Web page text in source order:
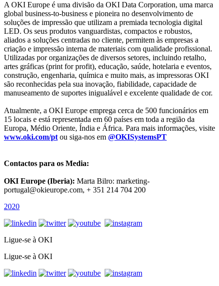
A OKI Europe é uma divisão da OKI Data Corporation, uma marca
global business-to-business e pioneira no desenvolvimento de
soluções de impressão que utilizam a premiada tecnologia digital
LED. Os seus produtos vanguardistas, compactos e robustos,
aliados a soluções centradas no cliente, permitem às empresas a
criação e impressão interna de materiais com qualidade profissional.
Utilizadas por organizações de diversos setores, incluindo retalho,
artes gráficas (print for profit), educação, saúde, hotelaria e eventos,
construção, engenharia, química e muito mais, as impressoras OKI
são reconhecidas pela sua inovação, fiabilidade, capacidade de
manuseamento de suportes inigualável e excelente qualidade de cor.
Atualmente, a OKI Europe emprega cerca de 500 funcionários em
15 locais e está representada em 60 países em toda a região da
Europa, Médio Oriente, Índia e África. Para mais informações, visite
www.oki.com/pt ou siga-nos em @OKISystemsPT
Contactos para os Media:
OKI Europe (Iberia): Marta Bilro: marketing-
portugal@okieurope.com, + 351 214 704 200
2020
Ligue-se à OKI
Ligue-se à OKI